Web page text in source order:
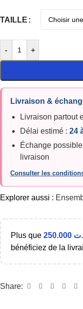
TAILLE
- +
Livraison &
Livraison partout
Délai estimé : 24
Échange
livraison
Consulter les
Explorer aussi :
Plus que
bénéficiez de la
Share: